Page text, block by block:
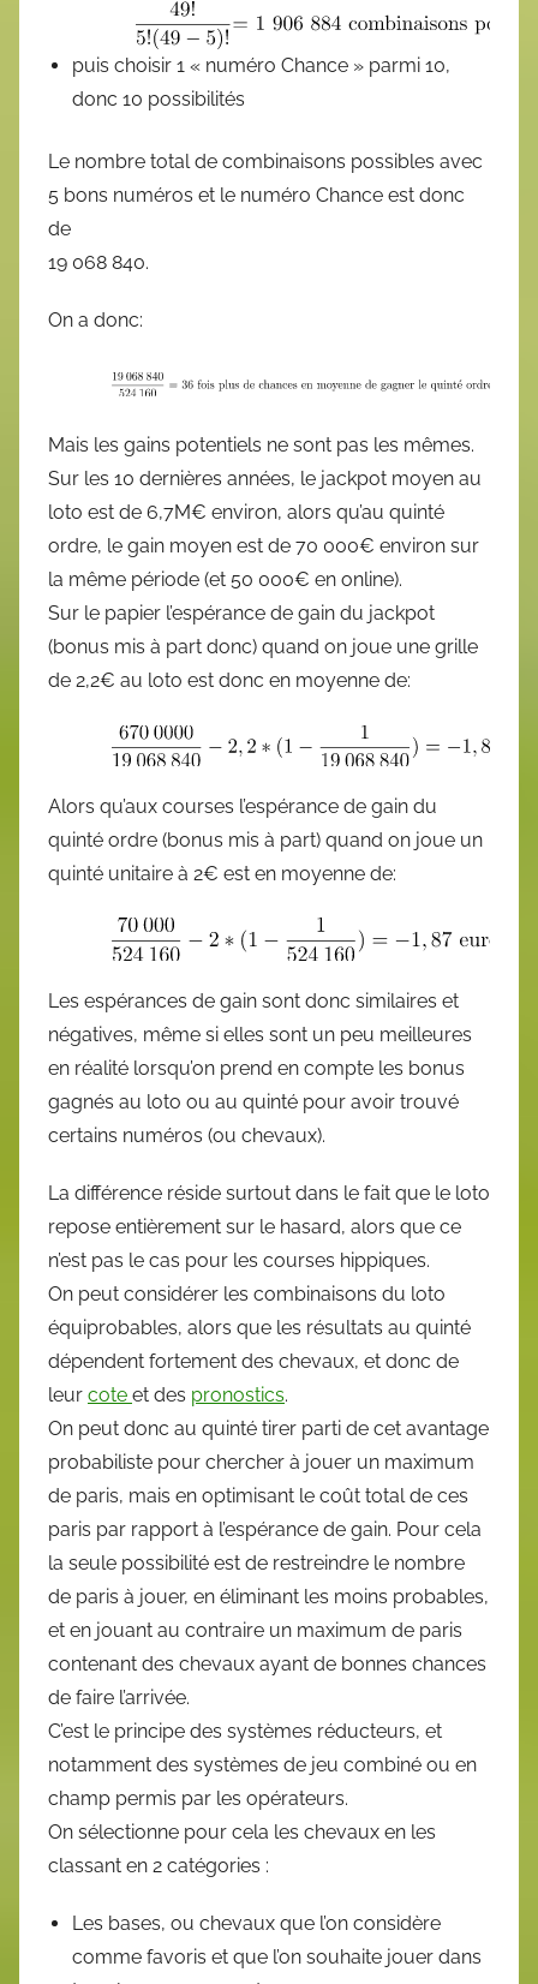
puis choisir 1 « numéro Chance » parmi 10,
donc 10 possibilités
Le nombre total de combinaisons possibles avec
5 bons numéros et le numéro Chance est donc
de
19 068 840.
On a donc:
Mais les gains potentiels ne sont pas les mêmes.
Sur les 10 dernières années, le jackpot moyen au
loto est de 6,7M€ environ, alors qu’au quinté
ordre, le gain moyen est de 70 000€ environ sur
la même période (et 50 000€ en online).
Sur le papier l’espérance de gain du jackpot
(bonus mis à part donc) quand on joue une grille
de 2,2€ au loto est donc en moyenne de:
Alors qu’aux courses l’espérance de gain du
quinté ordre (bonus mis à part) quand on joue un
quinté unitaire à 2€ est en moyenne de:
Les espérances de gain sont donc similaires et
négatives, même si elles sont un peu meilleures
en réalité lorsqu’on prend en compte les bonus
gagnés au loto ou au quinté pour avoir trouvé
certains numéros (ou chevaux).
La différence réside surtout dans le fait que le loto
repose entièrement sur le hasard, alors que ce
n’est pas le cas pour les courses hippiques.
On peut considérer les combinaisons du loto
équiprobables, alors que les résultats au quinté
dépendent fortement des chevaux, et donc de
leur cote et des pronostics.
On peut donc au quinté tirer parti de cet avantage
probabiliste pour chercher à jouer un maximum
de paris, mais en optimisant le coût total de ces
paris par rapport à l’espérance de gain. Pour cela
la seule possibilité est de restreindre le nombre
de paris à jouer, en éliminant les moins probables,
et en jouant au contraire un maximum de paris
contenant des chevaux ayant de bonnes chances
de faire l’arrivée.
C’est le principe des systèmes réducteurs, et
notamment des systèmes de jeu combiné ou en
champ permis par les opérateurs.
On sélectionne pour cela les chevaux en les
classant en 2 catégories :
Les bases, ou chevaux que l’on considère
comme favoris et que l’on souhaite jouer dans